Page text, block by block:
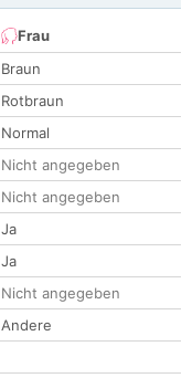
Frau
Braun
Rotbraun
Normal
Nicht angegeben
Nicht angegeben
Ja
Ja
Nicht angegeben
Andere